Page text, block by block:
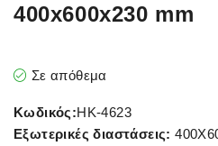
400x600x230 mm
Σε απόθεμα
Κωδικός:HK-4623
Εξωτερικές διαστάσεις: